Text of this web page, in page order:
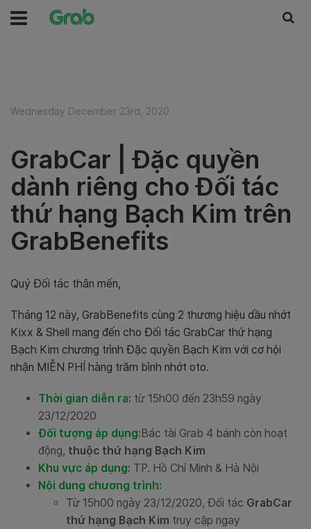
Wednesday December 23rd, 2020
GrabCar | Đặc quyền
dành riêng cho Đối tác
thứ hạng Bạch Kim trên
GrabBenefits
Quý Đối tác thân mến,
Tháng 12 này, GrabBenefits cùng 2 thương hiệu dầu nhớt
Kixx & Shell mang đến cho Đối tác GrabCar thứ hạng
Bạch Kim chương trình Đặc quyền Bạch Kim với cơ hội
nhận MIỄN PHÍ hàng trăm bình nhớt oto.
Thời gian diễn ra: từ 15h00 đến 23h59 ngày
23/12/2020
Đối tượng áp dụng:Bác tài Grab 4 bánh còn hoạt
động, thuộc thứ hạng Bạch Kim
Khu vực áp dụng: TP. Hồ Chí Minh & Hà Nội
Nội dung chương trình:
Từ 15h00 ngày 23/12/2020, Đối tác GrabCar
thứ hạng Bạch Kim truy cập ngay